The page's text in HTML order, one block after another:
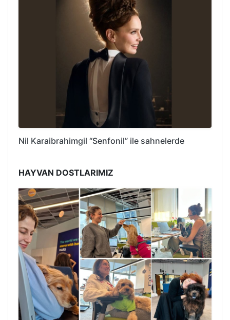
Nil Karaibrahimgil “Senfonil” ile sahnelerde
HAYVAN DOSTLARIMIZ